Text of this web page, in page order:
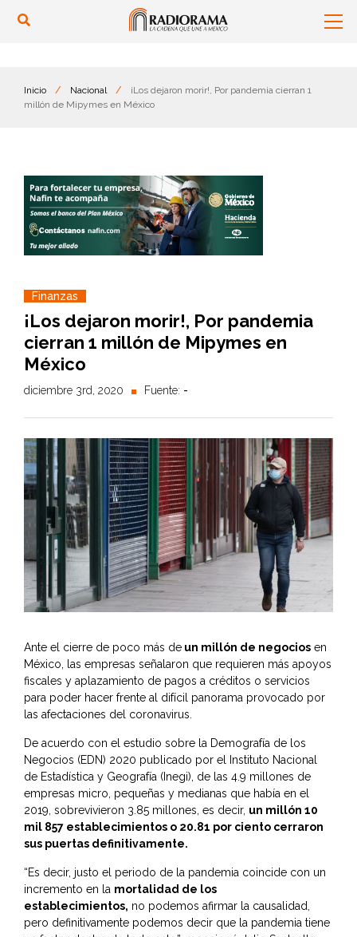
Inicio / Nacional /
¡Los dejaron morir!, Por pandemia cierran 1
millón de Mipymes en México
Finanzas
¡Los dejaron morir!, Por pandemia
cierran 1 millón de Mipymes en
México
diciembre 3rd, 2020 Fuente: -
Ante el cierre de poco más de un millón de negocios en
México, las empresas señalaron que requieren más apoyos
fiscales y aplazamiento de pagos a créditos o servicios
para poder hacer frente al difícil panorama provocado por
las afectaciones del coronavirus.
De acuerdo con el estudio sobre la Demografía de los
Negocios (EDN) 2020 publicado por el Instituto Nacional
de Estadística y Geografía (Inegi), de las 4.9 millones de
empresas micro, pequeñas y medianas que había en el
2019, sobrevivieron 3.85 millones, es decir, un millón 10
mil 857 establecimientos o 20.81 por ciento cerraron
sus puertas definitivamente.
“Es decir, justo el periodo de la pandemia coincide con un
incremento en la mortalidad de los
establecimientos, no podemos afirmar la causalidad,
pero definitivamente podemos decir que la pandemia tiene